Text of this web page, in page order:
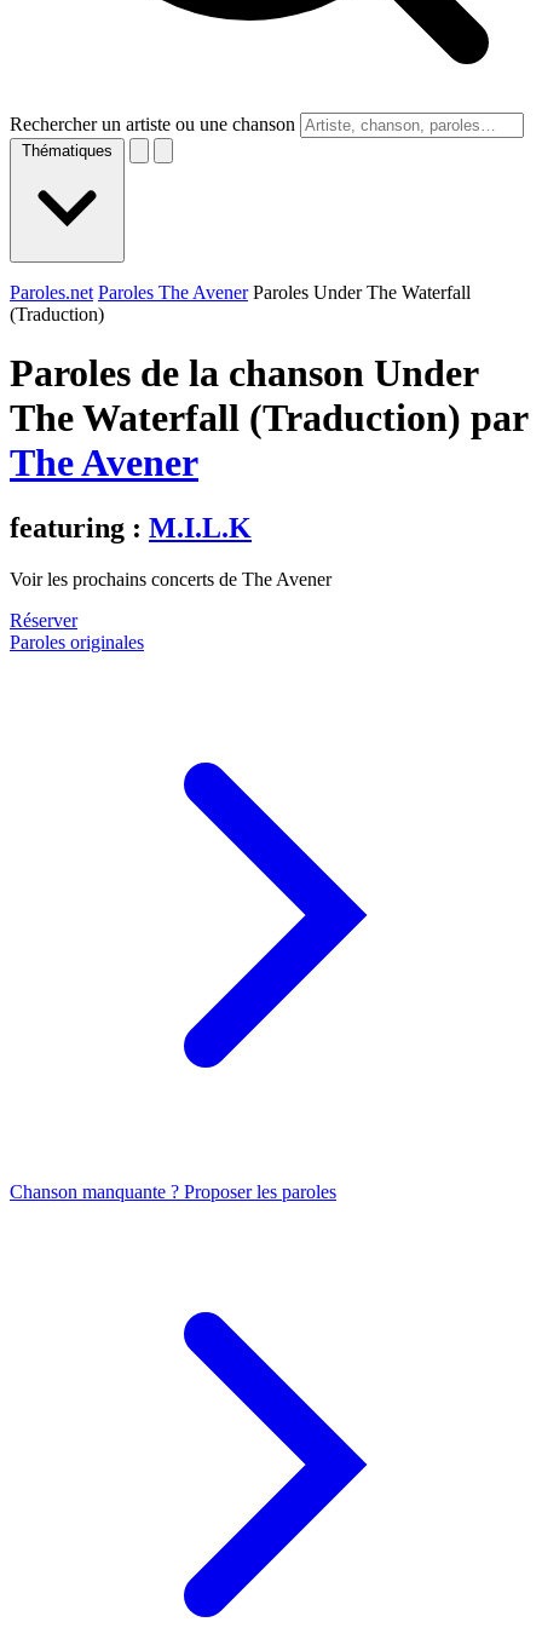
Rechercher un artiste ou une chanson
Thématiques
Paroles.net Paroles The Avener Paroles Under The Waterfall
(Traduction)
Paroles de la chanson Under
The Waterfall (Traduction) par
The Avener
featuring : M.I.L.K
Voir les prochains concerts de The Avener
Réserver
Paroles originales
Chanson manquante ? Proposer les paroles